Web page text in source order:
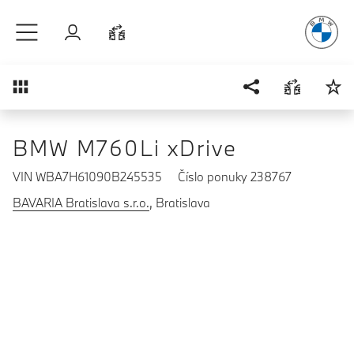
Prihlásenie
Prehľad
BMW M760Li xDrive
VIN WBA7H61090B245535
Číslo ponuky 238767
BAVARIA Bratislava s.r.o., Bratislava